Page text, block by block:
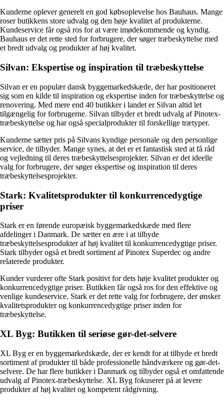
Kunderne oplever generelt en god købsoplevelse hos Bauhaus. Mange
roser butikkens store udvalg og den høje kvalitet af produkterne.
Kundeservice får også ros for at være imødekommende og kyndig.
Bauhaus er det rette sted for forbrugere, der søger træbeskyttelse med
et bredt udvalg og produkter af høj kvalitet.
Silvan: Ekspertise og inspiration til træbeskyttelse
Silvan er en populær dansk byggemarkedskæde, der har positioneret
sig som en kilde til inspiration og ekspertise inden for træbeskyttelse og
renovering. Med mere end 40 butikker i landet er Silvan altid let
tilgængelig for forbrugerne. Silvan tilbyder et bredt udvalg af Pinotex-
træbeskyttelse og har også specialprodukter til forskellige trætyper.
Kunderne sætter pris på Silvans kyndige personale og den personlige
service, de tilbyder. Mange synes, at det er et fantastisk sted at få råd
og vejledning til deres træbeskyttelsesprojekter. Silvan er det ideelle
valg for forbrugere, der søger ekspertise og inspiration til deres
træbeskyttelsesprojekter.
Stark: Kvalitetsprodukter til konkurrencedygtige
priser
Stark er en førende europæisk byggemarkedskæde med flere
afdelinger i Danmark. De sætter en ære i at tilbyde
træbeskyttelsesprodukter af høj kvalitet til konkurrencedygtige priser.
Stark tilbyder også et bredt sortiment af Pinotex Superdec og andre
relaterede produkter.
Kunder vurderer ofte Stark positivt for dets høje kvalitet produkter og
konkurrencedygtige priser. Butikken får også ros for den effektive og
venlige kundeservice. Stark er det rette valg for forbrugere, der ønsker
kvalitetsprodukter og konkurrencedygtige priser inden for
træbeskyttelse.
XL Byg: Butikken til seriøse gør-det-selvere
XL Byg er en byggemarkedskæde, der er kendt for at tilbyde et bredt
sortiment af produkter til både professionelle håndværkere og gør-det-
selvere. De har flere butikker i Danmark og tilbyder også et omfattende
udvalg af Pinotex-træbeskyttelse. XL Byg fokuserer på at levere
produkter af høj kvalitet og kompetent rådgivning.